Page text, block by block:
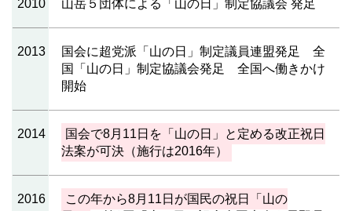
2010 山岳５団体による「山の日」制定協議会 発足
2013
国会に超党派「山の日」制定議員連盟発足 全
国「山の日」制定協議会発足 全国へ働きかけ
開始
2014
国会で8月11日を「山の日」と定める改正祝日
法案が可決（施行は2016年）
2016
この年から8月11日が国民の祝日「山の